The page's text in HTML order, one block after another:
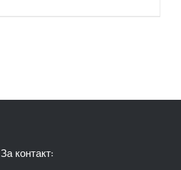
За контакт: